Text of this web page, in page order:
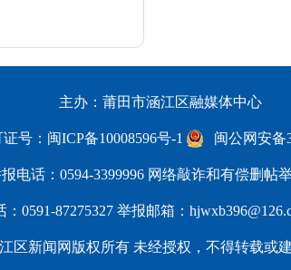
主办：莆田市涵江区融媒体中心
号：闽ICP备10008596号-1 闽公网安备
电话：0594-3399996 网络敲诈和有偿删帖
0591-87275327 举报邮箱：
区新闻网版权所有 未经授权，不得转载或